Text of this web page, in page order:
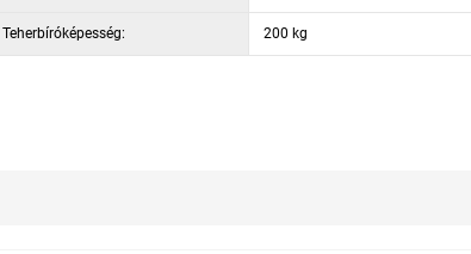
Teherbíróképesség: 200 kg